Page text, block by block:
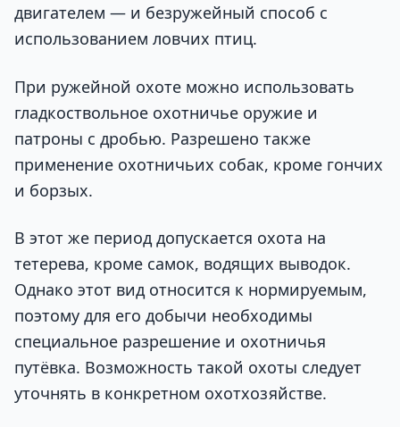
двигателем — и безружейный способ с
использованием ловчих птиц.
При ружейной охоте можно использовать
гладкоствольное охотничье оружие и
патроны с дробью. Разрешено также
применение охотничьих собак, кроме гончих
и борзых.
В этот же период допускается охота на
тетерева, кроме самок, водящих выводок.
Однако этот вид относится к нормируемым,
поэтому для его добычи необходимы
специальное разрешение и охотничья
путёвка. Возможность такой охоты следует
уточнять в конкретном охотхозяйстве.